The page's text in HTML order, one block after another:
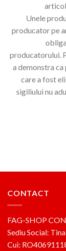
Unele
producator pe
producatorului.
a demonstra
care a fost
sigiliului nu
CONTACT
FAG-SHOP
Sediu Social:
Cui: